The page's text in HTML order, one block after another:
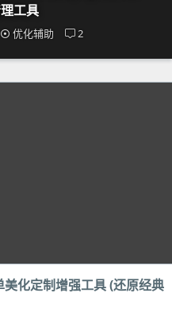
工具
优化辅助 2
化定制增强工具 (还原经典